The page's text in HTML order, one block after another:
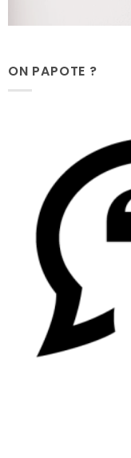
ON PAPOTE ?